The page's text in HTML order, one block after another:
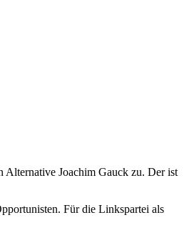
Alternative Joachim Gauck zu. Der ist
Für die Linkspartei als